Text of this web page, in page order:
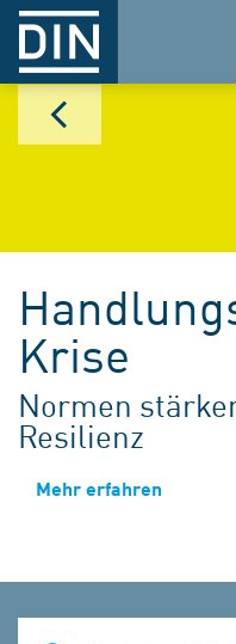
Krise
Normen
Resilienz
Mehr erfahren